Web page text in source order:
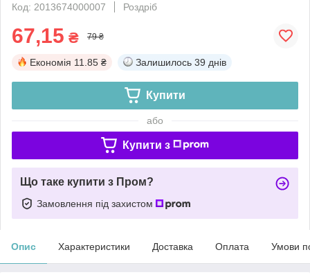
Код: 2013674000007
Роздріб
67,15 ₴ 79 ₴
Економія 11.85 ₴ Залишилось 39 днів
Купити
або
Купити з
Що таке купити з Пром?
Замовлення під захистом
Опис Характеристики Доставка Оплата Умови